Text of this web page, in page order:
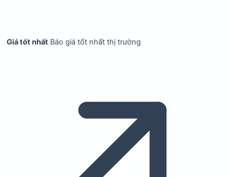
Giá tốt nhất Báo giá tốt nhất thị trường